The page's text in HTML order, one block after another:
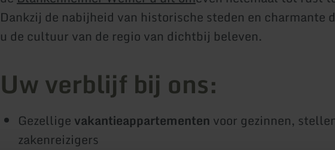
Dankzij de nabijheid van historische steden en charmante
u de cultuur van de regio van dichtbij beleven.
Uw verblijf bij ons:
Gezellige vakantieappartementen voor gezinnen,
zakenreizigers